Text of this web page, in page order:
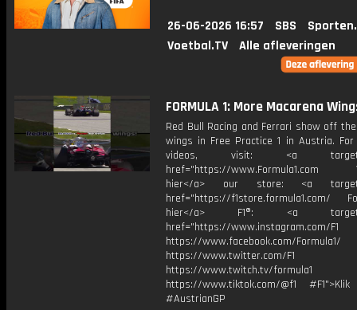
26-06-2026 16:57 SBS
Voetbal.TV
Alle afleveringen
FORMULA 1: More Macarena
Red Bull Racing and Ferrari show off
wings in Free Practice 1 in Austria. For
videos, visit: <a
href="https://www.Formula1.com
hier</a> our store: <a
href="https://f1store.formula1.com/
hier</a> F1®: <a
href="https://www.instagram.com/F1
https://www.facebook.com/Formula1/
https://www.twitter.com/F1
https://www.twitch.tv/formula1
https://www.tiktok.com/@f1
#AustrianGP